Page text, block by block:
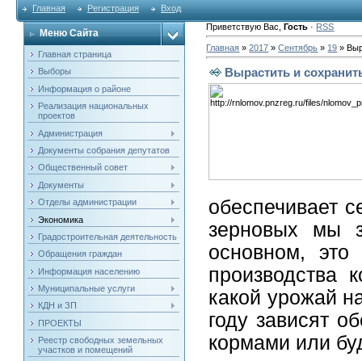
Главная Регистрация Вход
Меню Сайта
Главная страница
Выборы
Информация о районе
Реализация национальных
проектов
Администрация
Документы собрания депутатов
Общественный совет
Документы
Отделы администрации
Экономика
Градостроительная деятельность
Обращения граждан
Информация населению
Муниципальные услуги
КДН и ЗП
ПРОЕКТЫ
Реестр свободных земельных
участков и помещений
Приветствую Вас ,Гость · RSS
Главная »2017 » Сентябрь » 19 »
Вырастить и
обеспечивает
зерновых мы
основном,
производства
какой урожай
году зависят
кормами или